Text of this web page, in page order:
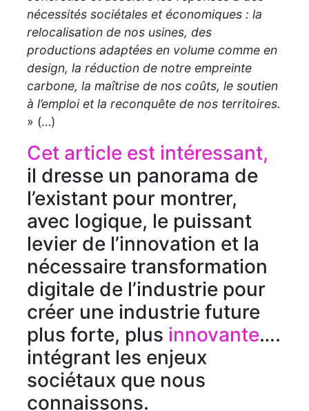
nécessités sociétales et économiques : la
relocalisation de nos usines, des
productions adaptées en volume comme en
design, la réduction de notre empreinte
carbone, la maîtrise de nos coûts, le soutien
à l’emploi et la reconquête de nos territoires.
» (…)
Cet article est intéressant,
il dresse un panorama de
l’existant pour montrer,
avec logique, le puissant
levier de l’innovation et la
nécessaire transformation
digitale de l’industrie pour
créer une industrie future
plus forte, plus innovante….
intégrant les enjeux
sociétaux que nous
connaissons.